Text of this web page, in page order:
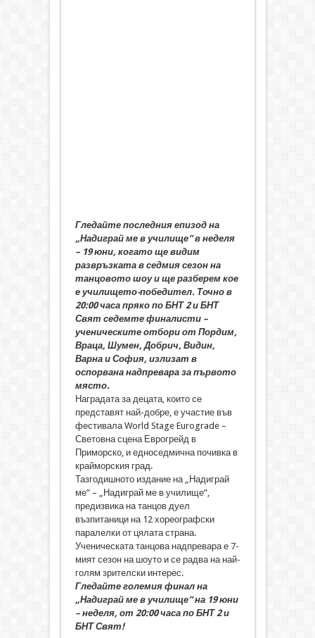
Гледайте последния епизод на
„Надиграй ме в училище” в неделя
– 19 юни, когато ще видим
развръзката в седмия сезон на
танцовото шоу и ще разберем кое
е училището-победител. Точно в
20:00 часа пряко по БНТ 2 и БНТ
Свят седемте финалисти –
ученическите отбори от Пордим,
Враца, Шумен, Добрич, Видин,
Варна и София, излизат в
оспорвана надпревара за първото
място.
Наградата за децата, които се
представят най-добре, е участие във
фестивала World Stage Eurograde –
Световна сцена Еврогрейд в
Приморско, и едноседмична почивка в
крайморския град.
Тазгодишното издание на „Надиграй
ме” – „Надиграй ме в училище”,
предизвика на танцов дуел
възпитаници на 12 хореографски
паралелки от цялата страна.
Ученическата танцова надпревара е 7-
мият сезон на шоуто и се радва на най-
голям зрителски интерес.
Гледайте големия финал на
„Надиграй ме в училище” на 19 юни
– неделя, от 20:00 часа по БНТ 2 и
БНТ Свят!